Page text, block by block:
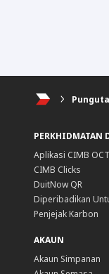
PERKHIDMATAN
Aplikasi CIMB
CIMB Clicks
DuitNow QR
Diperibadikan
Penjejak Karbon
AKAUN
Akaun Simpanan